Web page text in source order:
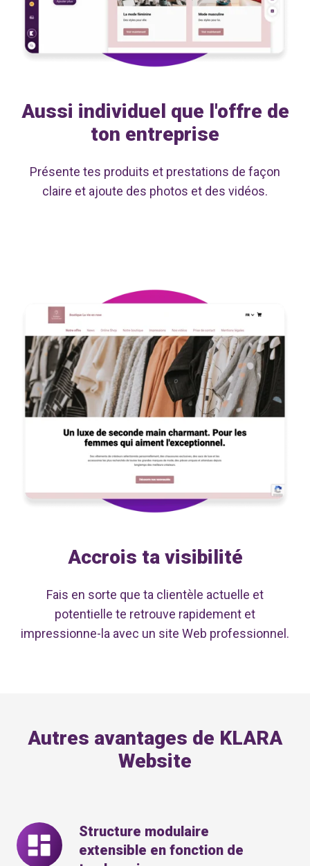
Aussi individuel que l'offre de
ton entreprise
Présente tes produits et prestations de façon
claire et ajoute des photos et des vidéos.
Accrois ta visibilité
Fais en sorte que ta clientèle actuelle et
potentielle te retrouve rapidement et
impressionne-la avec un site Web professionnel.
Autres avantages de KLARA
Website
Structure modulaire
extensible en fonction de
Structure
modulaire